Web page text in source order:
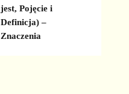
jest, Pojęcie i
Definicja) –
Znaczenia